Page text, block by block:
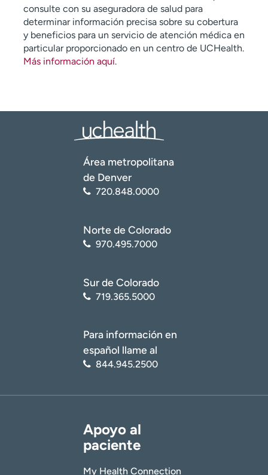
consulte con su aseguradora de salud para
determinar información precisa sobre su cobertura
y beneficios para un servicio de atención médica en
particular proporcionado en un centro de UCHealth.
Más información aquí.
Área metropolitana
de Denver
720.848.0000
Norte de Colorado
970.495.7000
Sur de Colorado
719.365.5000
Para información en
español llame al
844.945.2500
Apoyo al
paciente
My Health Connection